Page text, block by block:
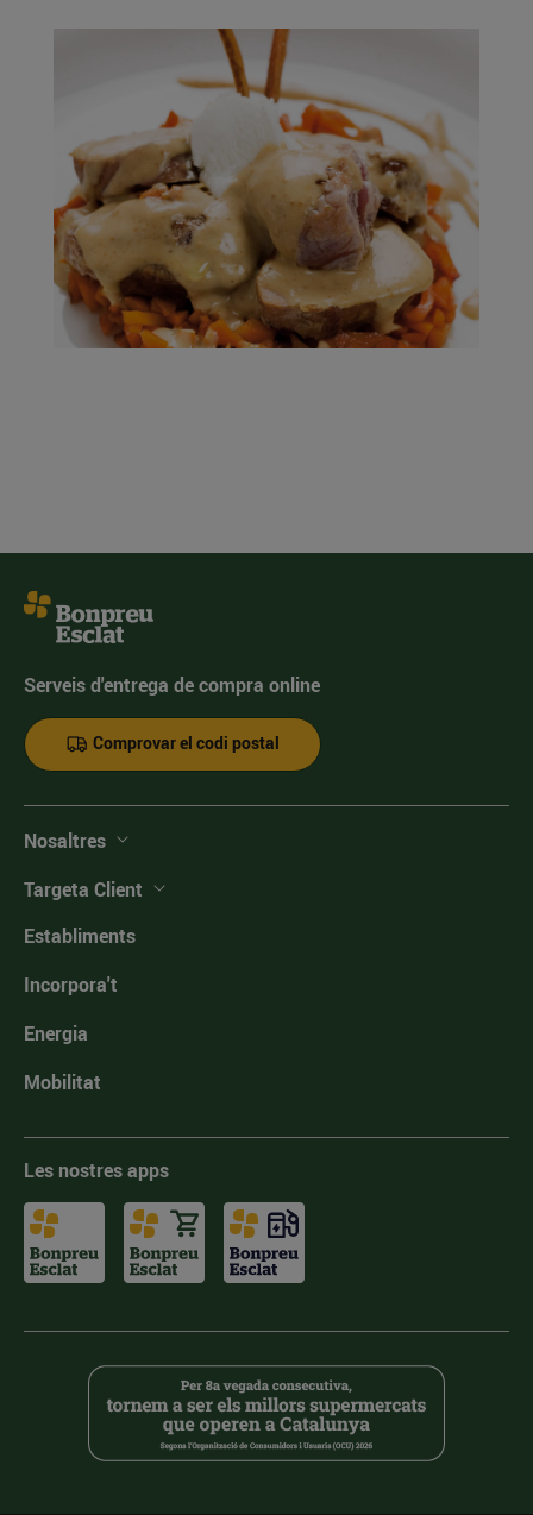
Serveis d'entrega de compra online
Comprovar el codi postal
Nosaltres
Targeta Client
Establiments
Incorpora't
Energia
Mobilitat
Les nostres apps